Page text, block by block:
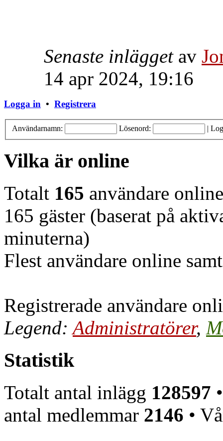
Senaste inläggetav
14 apr 2024, 19:16
Logga in • Registrera
Användarnamn: Lösenord: |
Vilka är online
Totalt 165 användare
165 gäster (baserat på
minuterna)
Flest användare online
Registrerade användare
Legend:Administratörer,
Statistik
Totalt antal inlägg 128597
antal medlemmar 2146 •